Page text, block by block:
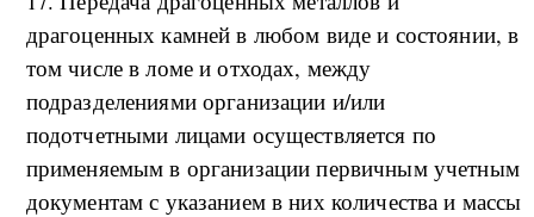
драгоценных камней в любом виде и состоянии, в
том числе в ломе и отходах, между
подразделениями организации и/или
подотчетными лицами осуществляется по
применяемым в организации первичным учетным
документам с указанием в них количества и массы